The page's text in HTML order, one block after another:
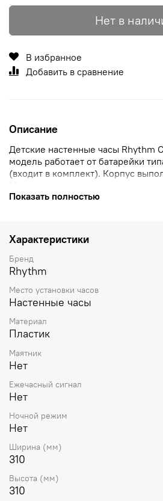
Нет в
В избранное
Добавить в сравнение
Описание
Детские настенные часы Rhythm
модель работает от батарейки
(входит в комплект). Корпус
Максимально допустимая
+30/-30 секунд в месяц. Ход
Показать полностью
Характеристики
Бренд
Rhythm
Место установки часов
Настенные часы
Материал
Пластик
Маятник
Нет
Ежечасный сигнал
Нет
Ночной режим
Нет
Ширина (мм)
310
Высота (мм)
310